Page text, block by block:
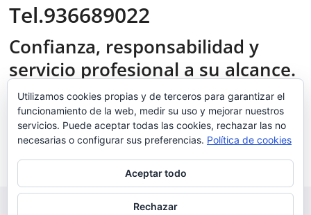
Tel.936689022
Confianza, responsabilidad y
servicio profesional a su alcance.
Instalaciones Molins
Instalar.shop
Boletín luz
Lampista
Utilizamos cookies propias y de terceros para garantizar el
funcionamiento de la web, medir su uso y mejorar nuestros
servicios. Puede aceptar todas las cookies, rechazar las no
necesarias o configurar sus preferencias. Política de cookies
Aceptar todo
Rechazar